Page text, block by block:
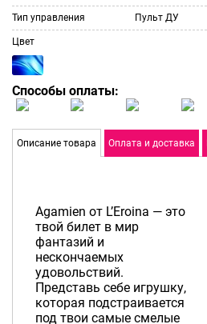
Тип управления Пульт ДУ
Цвет
Способы оплаты:
Описание товара Оплата и доставка
Agamien от L’Eroina — это
твой билет в мир
фантазий и
нескончаемых
удовольствий.
Представь себе игрушку,
которая подстраивается
под твои самые смелые